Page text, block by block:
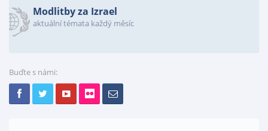
Modlitby za Izrael
aktuální témata každý měsíc
Buďte s námi: